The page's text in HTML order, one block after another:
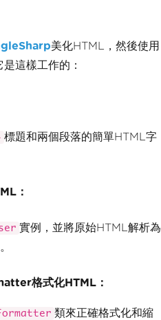
ToHtml(writer
// Format
formatted HTML
美化HTML，然後使用
這樣工作的：
標題和兩個段落的簡單HTML字
：
實例，並將原始HTML解析為
格式化HTML：
類來正確格式化和縮